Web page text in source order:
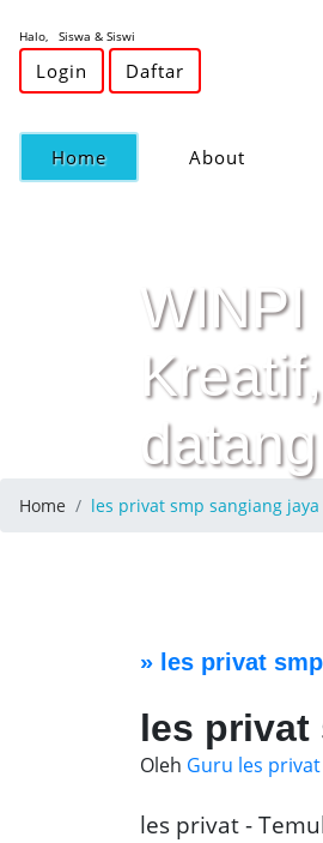
Halo, Siswa & Siswi
Login Daftar
Home(current) About
Home les privat smp sangiang jaya
» les privat
les privat
Oleh Guru les
les privat -